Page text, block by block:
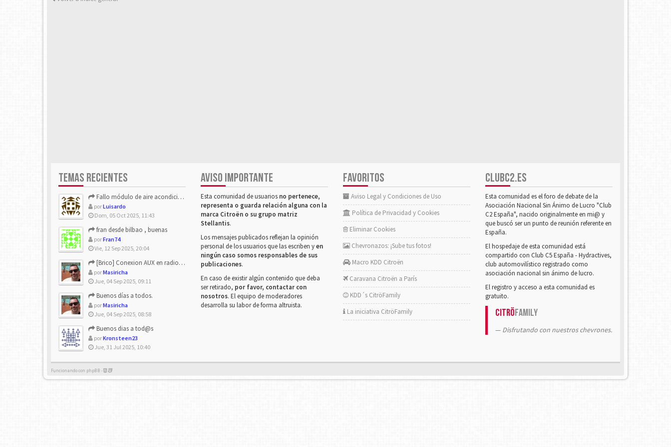
TEMAS RECIENTES
Fallo módulo de aire acondicionado
porLuisardo
Dom, 05 Oct 2025, 11:43
fran desde bilbao , buenas
porFran74
Vie, 12 Sep 2025, 20:04
[Brico] Conexion AUX en radio de origen
porMasiricha
Jue, 04 Sep 2025, 09:11
Buenos días a todos.
porMasiricha
Jue, 04 Sep 2025, 08:58
Buenos dias a tod@s
porKronsteen23
Jue, 31 Jul 2025, 10:40
AVISO IMPORTANTE
Esta comunidad de usuarios no pertenece,
representa o guarda relación alguna con la
marca Citroën o su grupo matriz
Stellantis.
Los mensajes publicados reflejan la opinión
personal de los usuarios que las escriben yen
ningún caso somos responsables de sus
publicaciones.
En caso de existir algún contenido que deba
ser retirado, por favor, contactar con
nosotros. El equipo de moderadores
desarrolla su labor de forma altruista.
FAVORITOS
Aviso Legal y Condiciones de Uso
Política de Privacidad y Cookies
Eliminar Cookies
Chevronazos: ¡Sube tus fotos!
Macro KDD Citroën
Caravana Citroën a París
KDD´s CitröFamily
La iniciativa CitröFamily
CLUBC2.ES
Esta comunidad es el foro de debate de la
Asociación Nacional Sin Ánimo de Lucro "Club
C2 España", nacido originalmente en mi@ y
que buscó ser un punto de reunión referente en
España.
El hospedaje de esta comunidad está
compartido con Club C5 España - Hydractives,
club automovilístico registrado como
asociación nacional sin ánimo de lucro.
El registro y acceso a esta comunidad es
gratuito.
CitröFamily
Disfrutando con nuestros chevrones.
Funcionando con phpBB -